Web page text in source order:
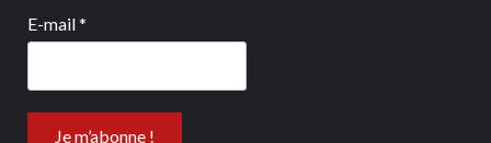
E-mail*